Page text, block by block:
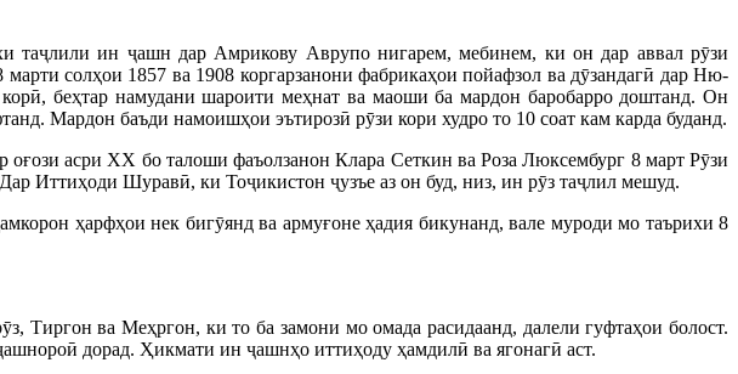
таҷлили ин ҷашн дар Амрикову Аврупо нигарем, мебинем, ки он дар аввал рӯзи
солҳои 1857 ва 1908 коргарзанони фабрикаҳои пойафзол ва дӯзандагӣ дар Ню-
беҳтар намудани шароити меҳнат ва маоши ба мардон баробарро доштанд. Он
Мардон баъди намоишҳои эътирозӣ рӯзи кори худро то 10 соат кам карда буданд.
асри ХХ бо талоши фаъолзанон Клара Сеткин ва Роза Люксембург 8 март Рӯзи
Иттиҳоди Шуравӣ, ки Тоҷикистон ҷузъе аз он буд, низ, ин рӯз таҷлил мешуд.
ҳарфҳои нек бигӯянд ва армуғоне ҳадия бикунанд, вале муроди мо таърихи 8
Тиргон ва Меҳргон, ки то ба замони мо омада расидаанд, далели гуфтаҳои болост.
дорад. Ҳикмати ин ҷашнҳо иттиҳоду ҳамдилӣ ва ягонагӣ аст.